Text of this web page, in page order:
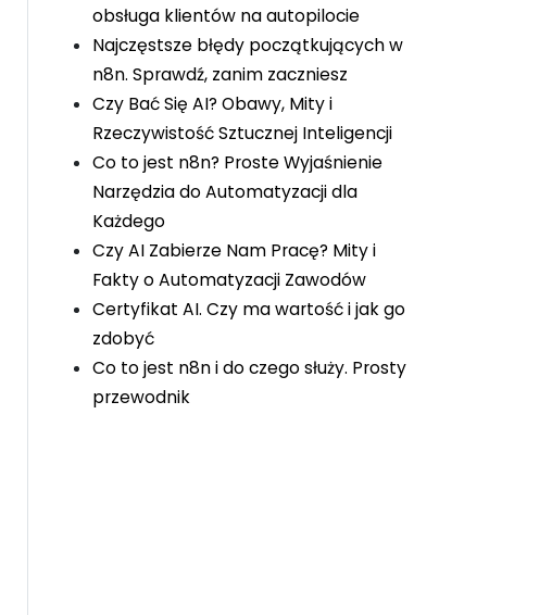
obsługa klientów na autopilocie
Najczęstsze błędy początkujących w
n8n. Sprawdź, zanim zaczniesz
Czy Bać Się AI? Obawy, Mity i
Rzeczywistość Sztucznej Inteligencji
Co to jest n8n? Proste Wyjaśnienie
Narzędzia do Automatyzacji dla
Każdego
Czy AI Zabierze Nam Pracę? Mity i
Fakty o Automatyzacji Zawodów
Certyfikat AI. Czy ma wartość i jak go
zdobyć
Co to jest n8n i do czego służy. Prosty
przewodnik